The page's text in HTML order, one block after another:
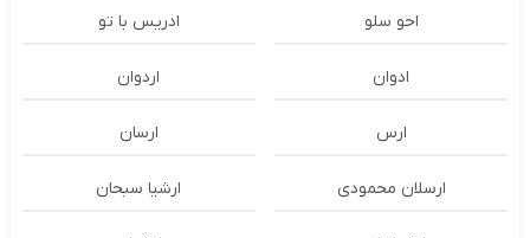
احو سلو ادریس با تو
ادوان اردوان
ارس ارسان
ارسلان محمودی ارشیا سبحان